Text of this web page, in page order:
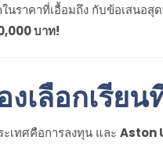
นราคาที่เอื้อมถึง กับข้อเสนอสุ
บาท!
งเลือกเรี
ะเทศคือการลงทุน และ Aston